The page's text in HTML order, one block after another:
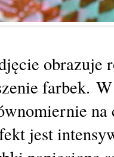
obrazuje
farbek.
na
jest